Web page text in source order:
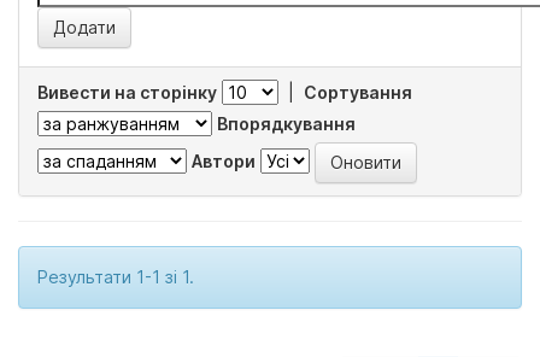
Вивести на сторінку
Сортування
Впорядкування
Автори
Результати 1-1 зі 1.